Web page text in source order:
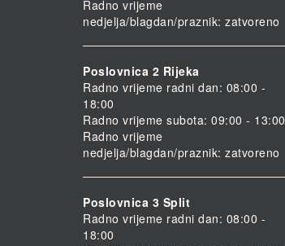
Radno vrijeme
nedjelja/blagdan/praznik: zatvoreno
Poslovnica 2 Rijeka
Radno vrijeme radni dan: 08:00 -
18:00
Radno vrijeme subota: 09:00 - 13:00
Radno vrijeme
nedjelja/blagdan/praznik: zatvoreno
Poslovnica 3 Split
Radno vrijeme radni dan: 08:00 -
18:00